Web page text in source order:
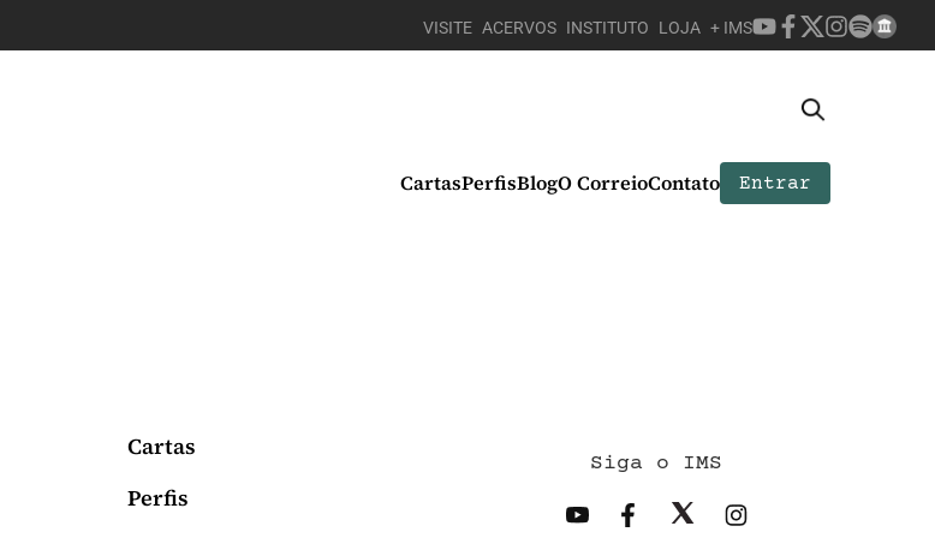
VISITE ACERVOS INSTITUTO LOJA + IMS
CartasPerfisBlogO CorreioContato Entrar
Cartas
Perfis
Siga o IMS